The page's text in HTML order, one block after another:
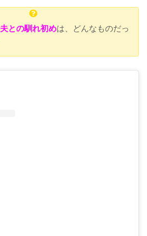
夫との馴れ初めは、どんなものだっ